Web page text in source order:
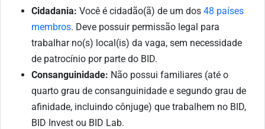
Cidadania: Você é cidadão(ã) de um dos 48 países
membros. Deve possuir permissão legal para
trabalhar no(s) local(is) da vaga, sem necessidade
de patrocínio por parte do BID.
Consanguinidade: Não possui familiares (até o
quarto grau de consanguinidade e segundo grau de
afinidade, incluindo cônjuge) que trabalhem no BID,
BID Invest ou BID Lab.